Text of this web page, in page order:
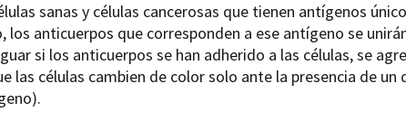
sanas y células cancerosas que tienen antígenos
los anticuerpos que corresponden a ese antígeno se
si los anticuerpos se han adherido a las células, se
las células cambien de color solo ante la presencia de